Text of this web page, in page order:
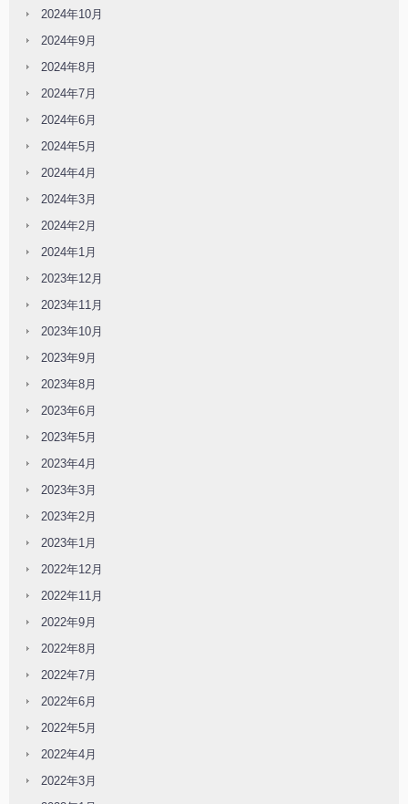
2024年10月
2024年9月
2024年8月
2024年7月
2024年6月
2024年5月
2024年4月
2024年3月
2024年2月
2024年1月
2023年12月
2023年11月
2023年10月
2023年9月
2023年8月
2023年6月
2023年5月
2023年4月
2023年3月
2023年2月
2023年1月
2022年12月
2022年11月
2022年9月
2022年8月
2022年7月
2022年6月
2022年5月
2022年4月
2022年3月